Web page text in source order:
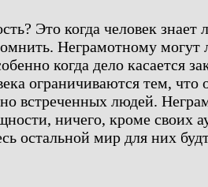
Это когда человек
Неграмотному могут
когда дело касается
ограничиваются тем,
встреченных людей.
ничего, кроме своих
остальной мир для них